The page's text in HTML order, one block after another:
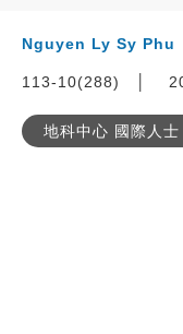
Nguyen Ly Sy Phu
113-10(288)
地科中心 國際人士